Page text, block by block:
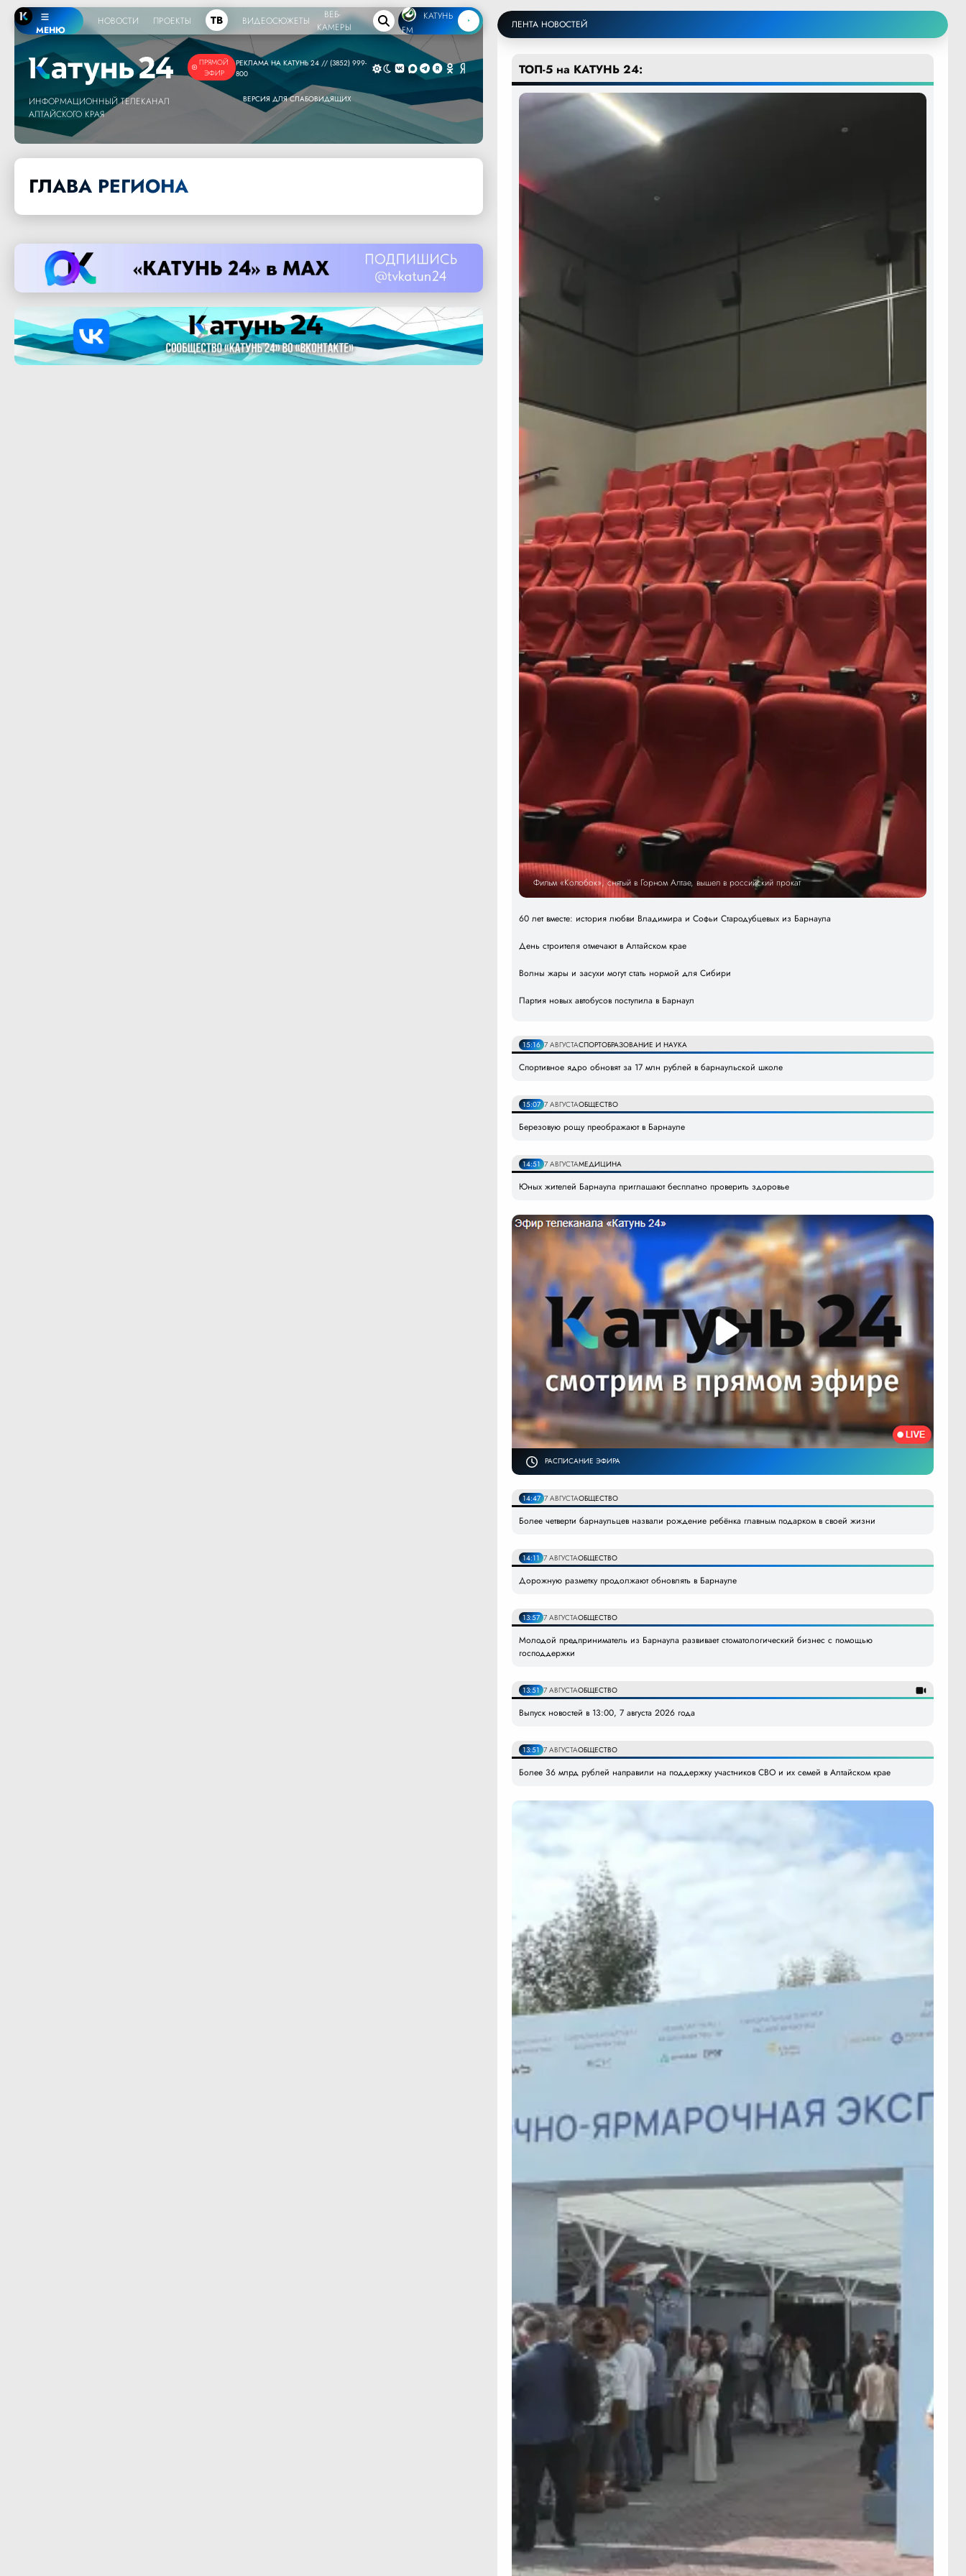
МЕНЮ
НОВОСТИ ПРОЕКТЫ ТВ ВИДЕОСЮЖЕТЫ
ВЕБ-
КАМЕРЫ
КАТУНЬ
FM
ПРЯМОЙ
ЭФИР
ИНФОРМАЦИОННЫЙ ТЕЛЕКАНАЛ
АЛТАЙСКОГО КРАЯ
РЕКЛАМА НА КАТУНЬ 24 // (3852) 999-
800
ВЕРСИЯ ДЛЯ СЛАБОВИДЯЩИХ
ГЛАВА РЕГИОНА
ЛЕНТА НОВОСТЕЙ
ТОП-5 на КАТУНЬ 24:
Фильм «Колобок», снятый в Горном Алтае, вышел в российский прокат
60 лет вместе: история любви Владимира и Софьи Стародубцевых из Барнаула
День строителя отмечают в Алтайском крае
Волны жары и засухи могут стать нормой для Сибири
Партия новых автобусов поступила в Барнаул
15:16 7 АВГУСТАСПОРТОБРАЗОВАНИЕ И НАУКА
Спортивное ядро обновят за 17 млн рублей в барнаульской школе
15:07 7 АВГУСТАОБЩЕСТВО
Березовую рощу преображают в Барнауле
14:51 7 АВГУСТАМЕДИЦИНА
Юных жителей Барнаула приглашают бесплатно проверить здоровье
РАСПИСАНИЕ ЭФИРА
14:47 7 АВГУСТАОБЩЕСТВО
Более четверти барнаульцев назвали рождение ребёнка главным подарком в своей жизни
14:11 7 АВГУСТАОБЩЕСТВО
Дорожную разметку продолжают обновлять в Барнауле
13:57 7 АВГУСТАОБЩЕСТВО
Молодой предприниматель из Барнаула развивает стоматологический бизнес с помощью
господдержки
13:51 7 АВГУСТАОБЩЕСТВО
Выпуск новостей в 13:00, 7 августа 2026 года
13:51 7 АВГУСТАОБЩЕСТВО
Более 36 млрд рублей направили на поддержку участников СВО и их семей в Алтайском крае